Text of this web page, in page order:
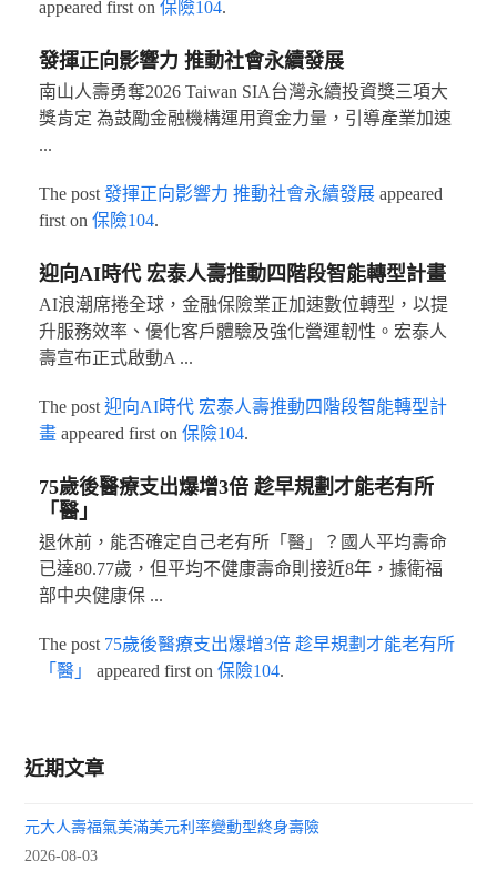
appeared first on 保險104.
發揮正向影響力 推動社會永續發展
南山人壽勇奪2026 Taiwan SIA台灣永續投資獎三項大
獎肯定 為鼓勵金融機構運用資金力量，引導產業加速
...
The post 發揮正向影響力 推動社會永續發展appeared
first on 保險104.
迎向AI時代 宏泰人壽推動四階段智能轉型計畫
AI浪潮席捲全球，金融保險業正加速數位轉型，以提
升服務效率、優化客戶體驗及強化營運韌性。宏泰人
壽宣布正式啟動A ...
The post 迎向AI時代 宏泰人壽推動四階段智能轉型計
畫appeared first on 保險104.
75歲後醫療支出爆增3倍 趁早規劃才能老有所
「醫」
退休前，能否確定自己老有所「醫」？國人平均壽命
已達80.77歲，但平均不健康壽命則接近8年，據衛福
部中央健康保 ...
The post 75歲後醫療支出爆增3倍 趁早規劃才能老有所
「醫」
appeared first on 保險104.
近期文章
元大人壽福氣美滿美元利率變動型終身壽險
2026-08-03